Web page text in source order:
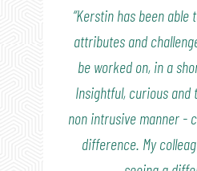
“Kerstin has been
attributes and
be worked on, in a
Insightful, curious and
non intrusive manner -
difference. My